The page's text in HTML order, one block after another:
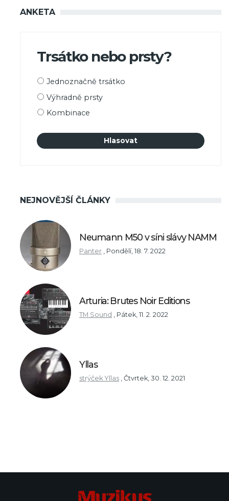
ANKETA
Trsátko nebo prsty?
Možnosti
Jednoznačně trsátko
Výhradně prsty
Kombinace
NEJNOVĚJŠÍ ČLÁNKY
Neumann M50 v síni slávy NAMM
Panter , Pondělí, 18. 7. 2022
Arturia: Brutes Noir Editions
TM Sound , Pátek, 11. 2. 2022
Yllas
strýček Yllas , Čtvrtek, 30. 12. 2021